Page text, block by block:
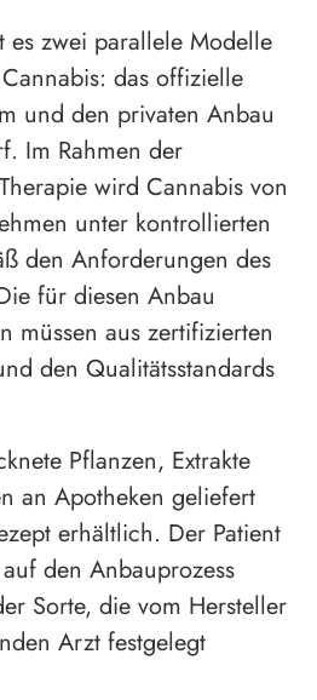
es zwei parallele Modelle
das offizielle
und den privaten Anbau
Im Rahmen der
wird Cannabis von
unter kontrollierten
den Anforderungen des
für diesen Anbau
müssen aus zertifizierten
den Qualitätsstandards
Pflanzen, Extrakte
an Apotheken geliefert
erhältlich. Der Patient
den Anbauprozess
Sorte, die vom Hersteller
Arzt festgelegt